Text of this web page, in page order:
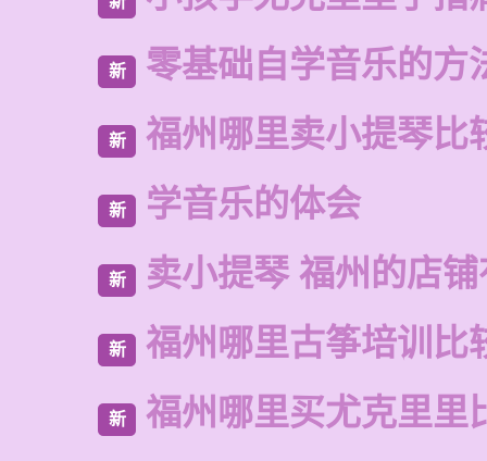
新 零基础自学音乐的方
新 福州哪里卖小提琴比
新 学音乐的体会
新 卖小提琴 福州的店
新 福州哪里古筝培训比
新 福州哪里买尤克里里